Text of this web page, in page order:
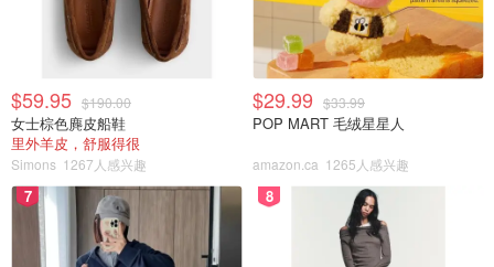
$59.95 $190.00
女士棕色麂皮船鞋
里外羊皮，舒服得很
Simons 1267人感兴趣
$29.99 $33.99
POP MART 毛绒星星人
amazon.ca 1265人感兴趣
7 8